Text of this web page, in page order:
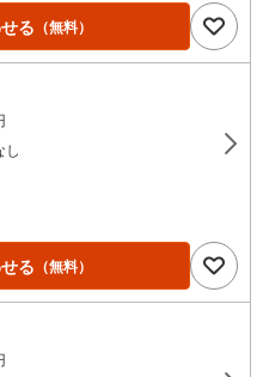
る （無料）
し
る （無料）